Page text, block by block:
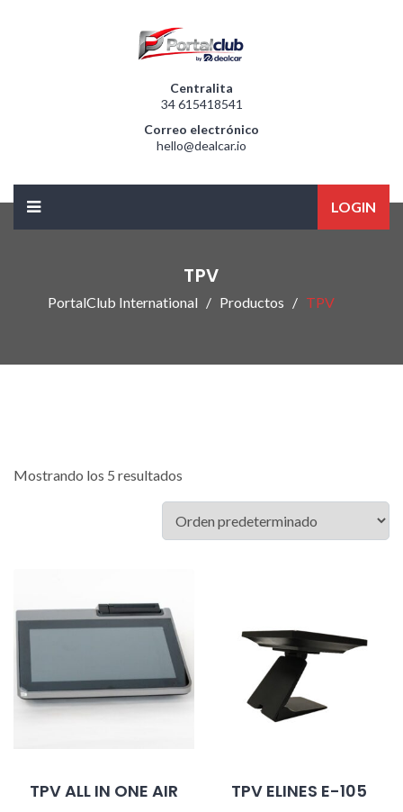
Centralita
34 615418541
Correo electrónico
hello@dealcar.io
LOGIN
TPV
PortalClub International Productos TPV
Mostrando los 5 resultados
TPV ALL IN ONE AIR
TPV ELINES E-105